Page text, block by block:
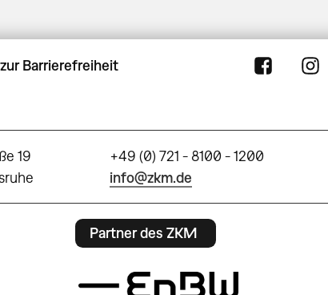
Barrierefreiheit
19
+49 (0) 721 - 8100 - 1200
info@zkm.de
Partner des ZKM